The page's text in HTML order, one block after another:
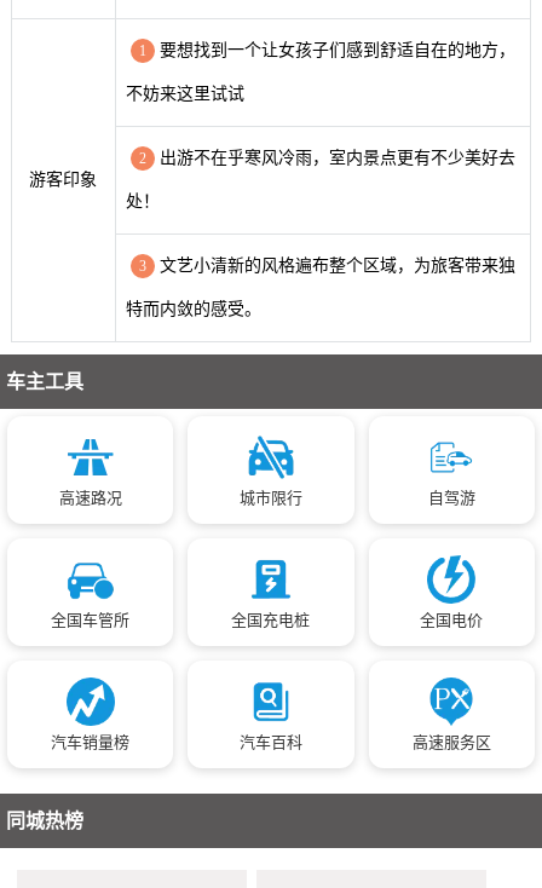
游客印象
1 要想找到一个让女孩子们感到舒适自在的地方，
不妨来这里试试
2 出游不在乎寒风冷雨，室内景点更有不少美好去
处！
3 文艺小清新的风格遍布整个区域，为旅客带来独
特而内敛的感受。
车主工具
高速路况 城市限行 自驾游
全国车管所 全国充电桩 全国电价
汽车销量榜 汽车百科 高速服务区
同城热榜